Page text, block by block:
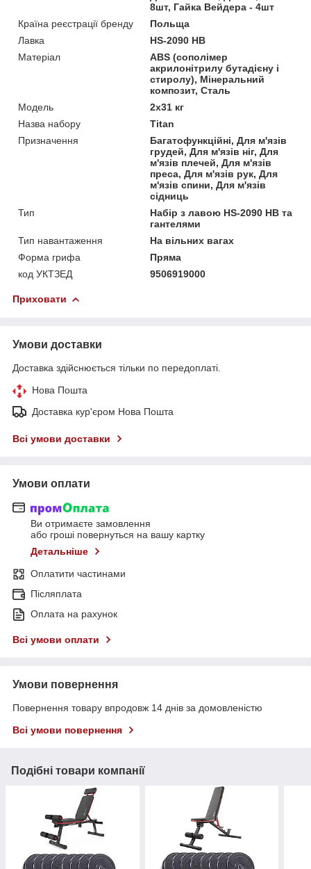
8шт, Гайка Вейдера - 4шт
Країна реєстрації бренду
Польща
Лавка
HS-2090 HВ
Матеріал
ABS (сополімер
акрилонітрилу бутадієну і
стиролу), Мінеральний
композит, Сталь
Мoдель
2x31 кг
Назва набору
Titan
Призначення
Багатофункційні, Для м'язів
грудей, Для м'язів ніг, Для
м'язів плечей, Для м'язів
преса, Для м'язів рук, Для
м'язів спини, Для м'язів
сідниць
Тип
Набір з лавою HS-2090 HВ та
гантелями
Тип навантаження
На вільних вагах
Форма грифа
Пряма
код УКТЗЕД
9506919000
Приховати
Умови доставки
Доставка здійснюється тільки по передоплаті.
Нова Пошта
Доставка кур'єром Нова Пошта
Всі умови доставки
Умови оплати
Ви отримаєте замовлення
або гроші повернуться на вашу картку
Детальніше
Оплатити частинами
Післяплата
Оплата на рахунок
Всі умови оплати
Умови повернення
Повернення товару впродовж 14 днів за домовленістю
Всі умови повернення
Подібні товари компанії